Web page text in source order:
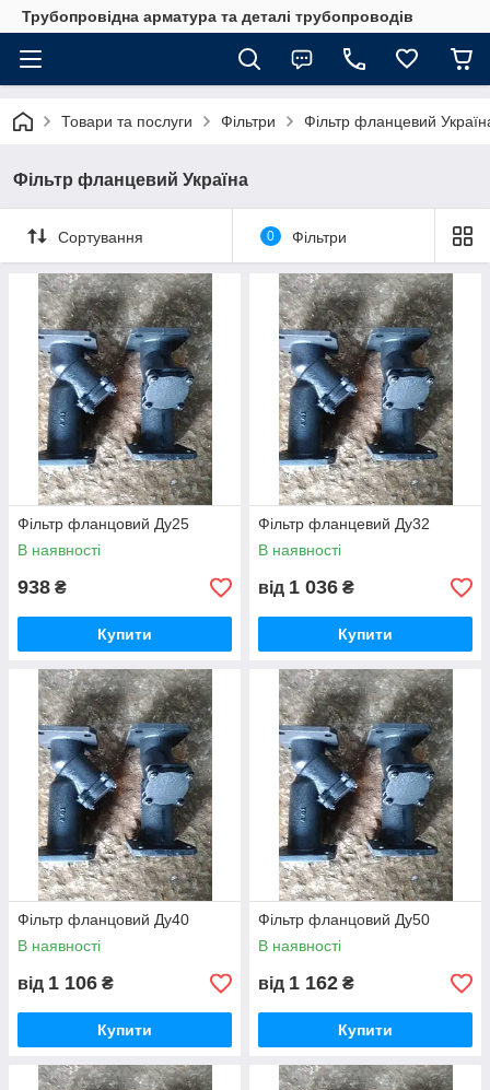
Трубопровідна арматура та деталі трубопроводів
Товари та послуги Фільтри Фільтр фланцевий
Фільтр фланцевий Україна
Сортування 0 Фільтри
Фільтр фланцовий Ду25
В наявності
938 ₴
Купити
Фільтр фланцевий Ду32
В наявності
від 1 036 ₴
Купити
Фільтр фланцовий Ду40
В наявності
від 1 106 ₴
Купити
Фільтр фланцовий Ду50
В наявності
від 1 162 ₴
Купити